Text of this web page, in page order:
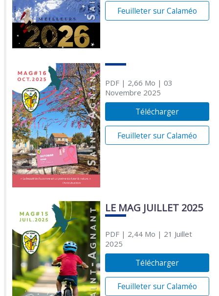
Feuilleter sur Calaméo
PDF| 2,66 Mo | 03
Novembre 2025
Télécharger
Feuilleter sur Calaméo
LE MAG JUILLET 2025
PDF| 2,44 Mo | 21 Juillet
2025
Télécharger
Feuilleter sur Calaméo